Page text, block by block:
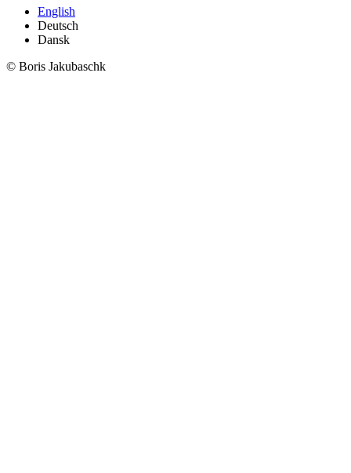
English
Deutsch
Dansk
© Boris Jakubaschk